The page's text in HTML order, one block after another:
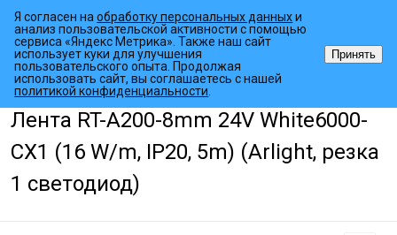
Главная страница • Каталог товаров • Светодиодные ленты
Лента RT-A200-8mm 24V White6000-
CX1 (16 W/m, IP20, 5m) (Arlight, резка
1 светодиод)
Я согласен наобработку персональных данныхи
анализ пользовательской активности с помощью
сервиса «Яндекс Метрика». Также наш сайт
использует куки для улучшения
пользовательского опыта. Продолжая
использовать сайт, вы соглашаетесь с нашей
политикой конфиденциальности
Принять